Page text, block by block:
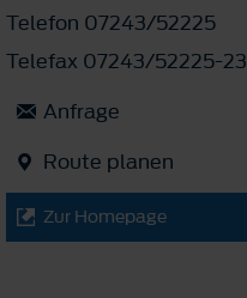
Telefon 07243/52225
Telefax 07243/52225-23
Anfrage
Route planen
Zur Homepage